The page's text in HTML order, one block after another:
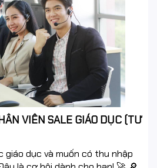
VIÊN SALE GIÁO DỤC (TƯ
dục và muốn có thu nhập